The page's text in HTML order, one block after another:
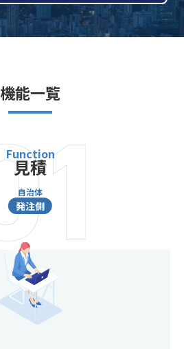
機能一覧
見積
自治体
発注側